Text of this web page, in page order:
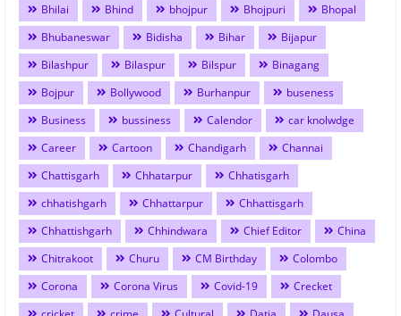
Bhilai
Bhind bhojpur Bhojpuri
Bhopal
Bhubaneswar
Bidisha Bihar
Bijapur
Bilashpur
Bilaspur Bilspur
Binagang
Bojpur
Bollywood Burhanpur
buseness
Business
bussiness Calendor
car knolwdge
Career
Cartoon Chandigarh
Channai
Chattisgarh
Chhatarpur
Chhatisgarh
chhatishgarh
Chhattarpur
Chhattisgarh
Chhattishgarh
Chhindwara Chief Editor
China
Chitrakoot
Churu CM Birthday
Colombo
Corona
Corona Virus Covid-19
Crecket